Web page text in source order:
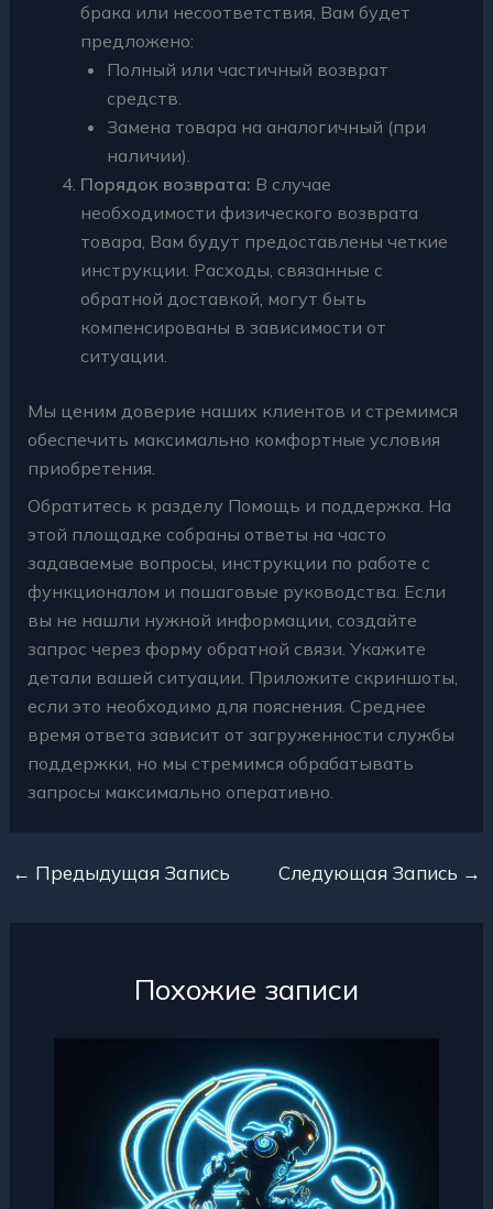
брака или несоответствия, Вам будет
предложено:
Полный или частичный возврат
средств.
Замена товара на аналогичный (при
наличии).
Порядок возврата: В случае
необходимости физического возврата
товара, Вам будут предоставлены четкие
инструкции. Расходы, связанные с
обратной доставкой, могут быть
компенсированы в зависимости от
ситуации.
Мы ценим доверие наших клиентов и стремимся
обеспечить максимально комфортные условия
приобретения.
Обратитесь к разделу Помощь и поддержка. На
этой площадке собраны ответы на часто
задаваемые вопросы, инструкции по работе с
функционалом и пошаговые руководства. Если
вы не нашли нужной информации, создайте
запрос через форму обратной связи. Укажите
детали вашей ситуации. Приложите скриншоты,
если это необходимо для пояснения. Среднее
время ответа зависит от загруженности службы
поддержки, но мы стремимся обрабатывать
запросы максимально оперативно.
← Предыдущая Запись Следующая Запись →
Похожие записи